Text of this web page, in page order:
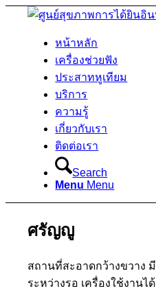
หน้าหลัก
เครื่องช่วยฟัง
ประสาทหูเทียม
บริการ
ความรู้
เกี่ยวกับเรา
ติดต่อเรา
Search
Menu Menu
ศรัญญู
สถานที่สะอาดกว้างขวาง
ระหว่างรอ เครื่องใช้งาน